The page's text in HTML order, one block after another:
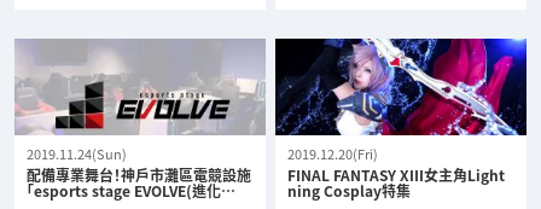
2019.11.24(Sun)
配備專業舞台！神戶市灘區電競設施
「esports stage EVOLVE(進化…
2019.12.20(Fri)
FINAL FANTASY XIII女主角Light
ning Cosplay特集